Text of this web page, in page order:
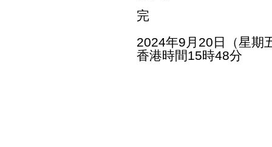
完
2024年9月20日（星期
香港時間15時48分